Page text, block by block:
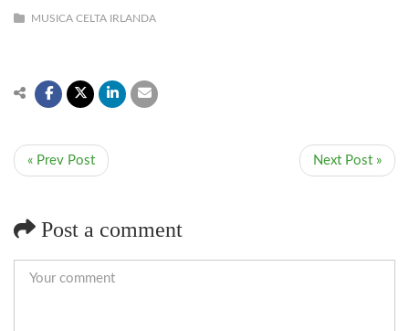
MUSICA CELTA IRLANDA
« Prev Post Next Post »
Post a comment